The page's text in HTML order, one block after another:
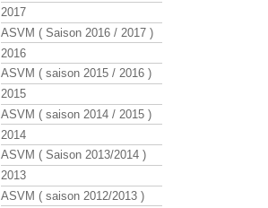
2017
ASVM ( Saison 2016 / 2017 )
2016
ASVM ( saison 2015 / 2016 )
2015
ASVM ( saison 2014 / 2015 )
2014
ASVM ( Saison 2013/2014 )
2013
ASVM ( saison 2012/2013 )